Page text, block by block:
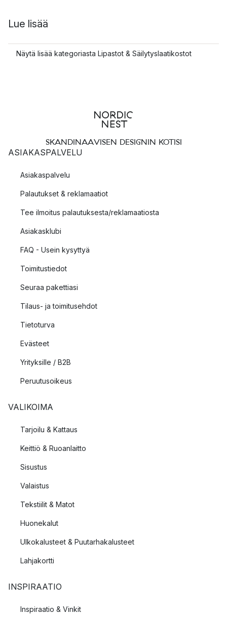
Lue lisää
Näytä lisää kategoriasta Lipastot & Säilytyslaatikostot
SKANDINAAVISEN DESIGNIN KOTISI
ASIAKASPALVELU
Asiakaspalvelu
Palautukset & reklamaatiot
Tee ilmoitus palautuksesta/reklamaatiosta
Asiakasklubi
FAQ - Usein kysyttyä
Toimitustiedot
Seuraa pakettiasi
Tilaus- ja toimitusehdot
Tietoturva
Evästeet
Yrityksille / B2B
Peruutusoikeus
VALIKOIMA
Tarjoilu & Kattaus
Keittiö & Ruoanlaitto
Sisustus
Valaistus
Tekstiilit & Matot
Huonekalut
Ulkokalusteet & Puutarhakalusteet
Lahjakortti
INSPIRAATIO
Inspiraatio & Vinkit